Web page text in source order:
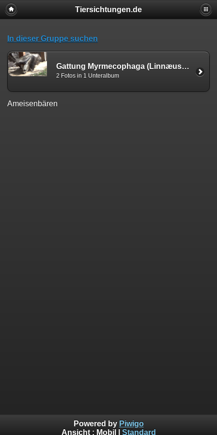
Tiersichtungen.de
In dieser Gruppe suchen
Gattung Myrmecophaga (Linnæus, 1758)
2 Fotos in 1 Unteralbum
Ameisenbären
Powered by Piwigo
Ansicht : Mobil Standard